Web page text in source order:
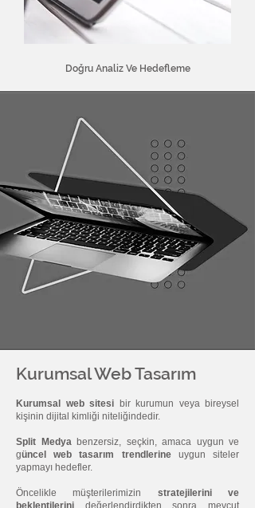
Doğru Analiz Ve Hedefleme
Kurumsal Web Tasarım
Kurumsal web sitesi bir kurumun veya bireysel
kişinin dijital kimliği niteliğindedir.
Split Medyabenzersiz, seçkin, amaca uygun ve
güncel web tasarım trendlerineuygun siteler
yapmayı hedefler.
Öncelikle müşterilerimizin stratejilerini ve
beklentilerini değerlendirdikten sonra mevcut